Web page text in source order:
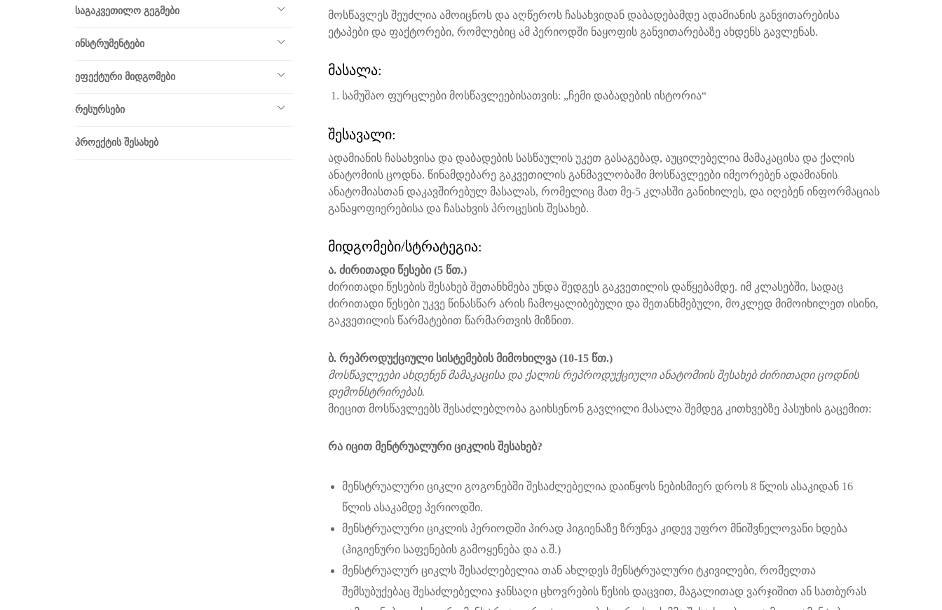
მოსწავლეს შეუძლია ამოიცნოს და აღწეროს ჩასახვიდან დაბადებამდე ადამიანის განვითარებისა
ეტაპები და ფაქტორები, რომლებიც ამ პერიოდში ნაყოფის განვითარებაზე ახდენს გავლენას.
მასალა:
სამუშაო ფურცლები მოსწავლეებისათვის: „ჩემი დაბადების ისტორია“
შესავალი:
ადამიანის ჩასახვისა და დაბადების სასწაულის უკეთ გასაგებად, აუცილებელია მამაკაცისა და ქალის
ანატომიის ცოდნა. წინამდებარე გაკვეთილის განმავლობაში მოსწავლეები იმეორებენ ადამიანის
ანატომიასთან დაკავშირებულ მასალას, რომელიც მათ მე-5 კლასში განიხილეს, და იღებენ ინფორმაციას
განაყოფიერებისა და ჩასახვის პროცესის შესახებ.
მიდგომები/სტრატეგია:
ა. ძირითადი წესები (5 წთ.)
ძირითადი წესების შესახებ შეთანხმება უნდა შედგეს გაკვეთილის დაწყებამდე. იმ კლასებში, სადაც
ძირითადი წესები უკვე წინასწარ არის ჩამოყალიბებული და შეთანხმებული, მოკლედ მიმოიხილეთ ისინი,
გაკვეთილის წარმატებით წარმართვის მიზნით.
ბ. რეპროდუქციული სისტემების მიმოხილვა (10-15 წთ.)
მოსწავლეები ახდენენ მამაკაცისა და ქალის რეპროდუქციული ანატომიის შესახებ ძირითადი ცოდნის
დემონსტრირებას.
მიეცით მოსწავლეებს შესაძლებლობა გაიხსენონ გავლილი მასალა შემდეგ კითხვებზე პასუხის გაცემით:
რა იცით მენტრუალური ციკლის შესახებ?
მენსტრუალური ციკლი გოგონებში შესაძლებელია დაიწყოს ნებისმიერ დროს 8 წლის ასაკიდან 16
წლის ასაკამდე პერიოდში.
მენსტრუალური ციკლის პერიოდში პირად ჰიგიენაზე ზრუნვა კიდევ უფრო მნიშვნელოვანი ხდება
(ჰიგიენური საფენების გამოყენება და ა.შ.)
მენსტრუალურ ციკლს შესაძლებელია თან ახლდეს მენსტრუალური ტკივილები, რომელთა
შემსუბუქებაც შესაძლებელია ჯანსაღი ცხოვრების წესის დაცვით, მაგალითად ვარჯიშით ან სათბურას
საგაკვეთილო გეგმები
ინსტრუმენტები
ეფექტური მიდგომები
რესურსები
პროექტის შესახებ